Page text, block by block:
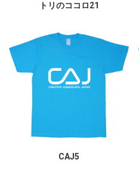
トリのココロ21
CAJ5